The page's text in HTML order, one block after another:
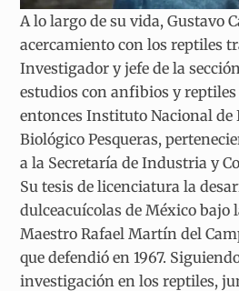
A lo largo de su vida, Gustavo
acercamiento con los reptiles
Investigador y jefe de la
estudios con anfibios y reptiles
entonces Instituto Nacional de
Biológico Pesqueras,
a la Secretaría de Industria y
Su tesis de licenciatura la
dulceacuícolas de México bajo
Maestro Rafael Martín del
que defendió en 1967.
investigación en los reptiles,